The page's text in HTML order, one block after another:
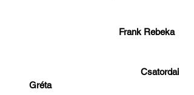
                                     Frank Rebeka
                                              Csatordai
Gréta